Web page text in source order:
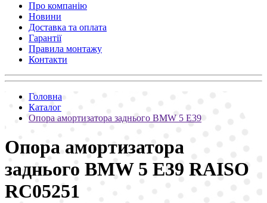
Про компанію
Новини
Доставка та оплата
Гарантії
Правила монтажу
Контакти
Головна
Каталог
Опора амортизатора заднього BMW 5 E39
Опора амортизатора
заднього BMW 5 E39 RAISO
RC05251